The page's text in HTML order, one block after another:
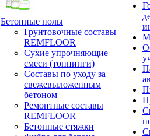
Бетонные полы
Грунтовочные составы
REMFLOOR
Сухие упрочняющие
смеси (топпинги)
Составы по уходу за
свежевыложенным
бетоном
Ремонтные составы
REMFLOOR
Бетонные стяжки